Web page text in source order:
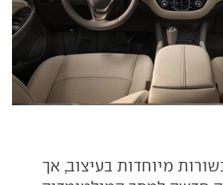
מיוחדות בעיצוב, אך